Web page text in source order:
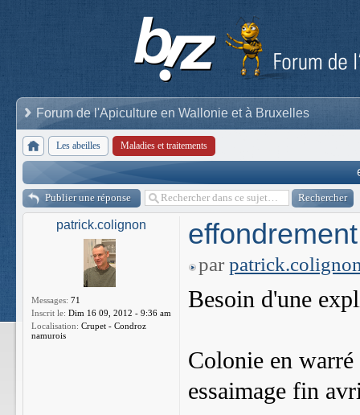
Forum de l'Apiculture en Wallonie et à Bruxelles
Les abeilles Maladies et traitements
Publier une réponse
patrick.colignon
Messages: 71
Inscrit le: Dim 16 09, 2012 - 9:36 am
Localisation: Crupet - Condroz
namurois
effondrement
par
Besoin d'une
Colonie en warré
essaimage fin